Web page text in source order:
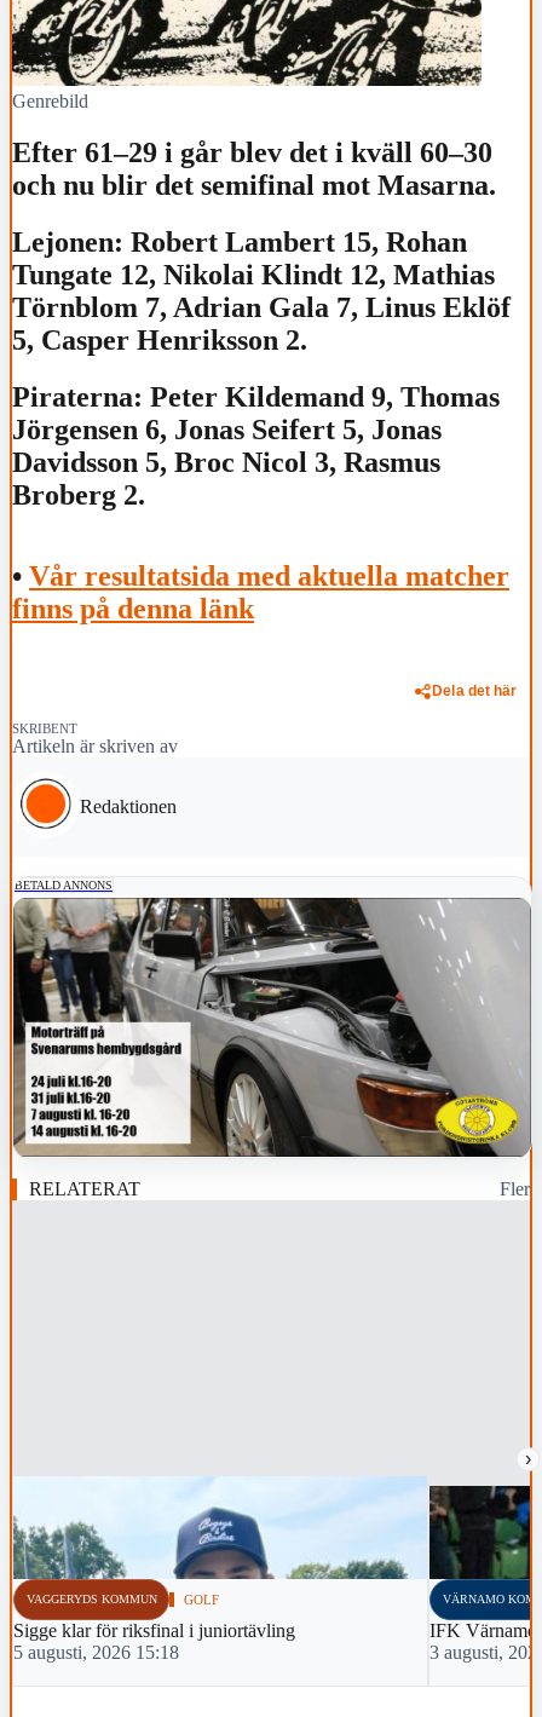
Genrebild
Efter 61–29 i går blev det i kväll 60–30
och nu blir det semifinal mot Masarna.
Lejonen: Robert Lambert 15, Rohan
Tungate 12, Nikolai Klindt 12, Mathias
Törnblom 7, Adrian Gala 7, Linus Eklöf
5, Casper Henriksson 2.
Piraterna: Peter Kildemand 9, Thomas
Jörgensen 6, Jonas Seifert 5, Jonas
Davidsson 5, Broc Nicol 3, Rasmus
Broberg 2.
• Vår resultatsida med aktuella matcher
finns på denna länk
Dela det här
SKRIBENT
Artikeln är skriven av
Redaktionen
BETALD ANNONS
RELATERAT Fler
›
VAGGERYDS KOMMUN GOLF
Sigge klar för riksfinal i juniortävling
5 augusti, 2026 15:18
VÄRNAMO
IFK Värnamo
3 augusti,